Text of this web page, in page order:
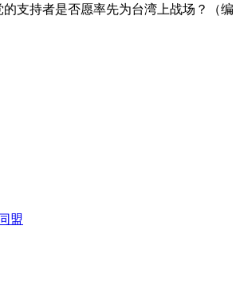
的支持者是否愿率先为台湾上战场？（编
盟